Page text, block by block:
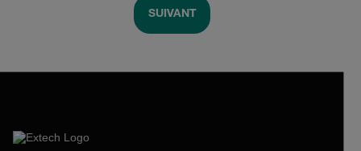
SUIVANT